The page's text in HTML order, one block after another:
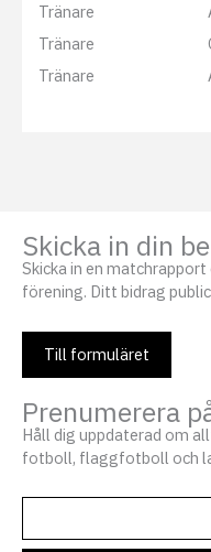
Tränare
Tränare
Tränare
Skicka in din
Skicka in en
förening. Ditt bidrag
Till formuläret
Prenumerera
Håll dig uppdaterad om
fotboll, flaggfotboll och